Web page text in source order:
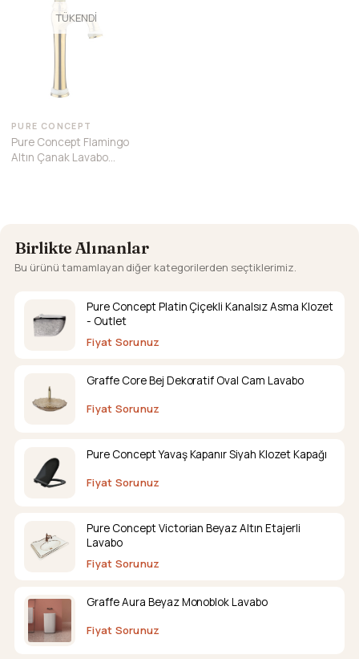
TÜKENDI
PURE CONCEPT
Pure Concept Flamingo
Altın Çanak Lavabo
Birlikte Alınanlar
Bu ürünü tamamlayan diğer kategorilerden seçtiklerimiz.
Pure Concept Platin Çiçekli Kanalsız Asma Klozet
- Outlet
Fiyat Sorunuz
Graffe Core Bej Dekoratif Oval Cam Lavabo
Fiyat Sorunuz
Pure Concept Yavaş Kapanır Siyah Klozet Kapağı
Fiyat Sorunuz
Pure Concept Victorian Beyaz Altın Etajerli
Lavabo
Fiyat Sorunuz
Graffe Aura Beyaz Monoblok Lavabo
Fiyat Sorunuz